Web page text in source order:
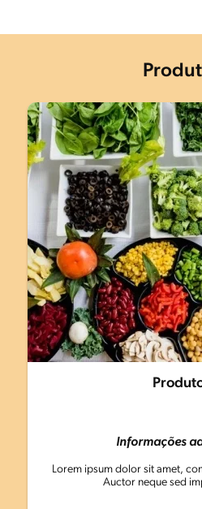
Informações
Lorem ipsum dolor sit amet,
Auctor neque sed